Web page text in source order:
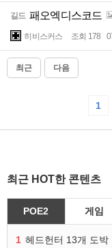
길드 패오엑디스코드
히비스커스 조회 178
최근 다음
1
최근 HOT한 콘텐츠
POE2 게임
1 헤드헌터 13개 도박